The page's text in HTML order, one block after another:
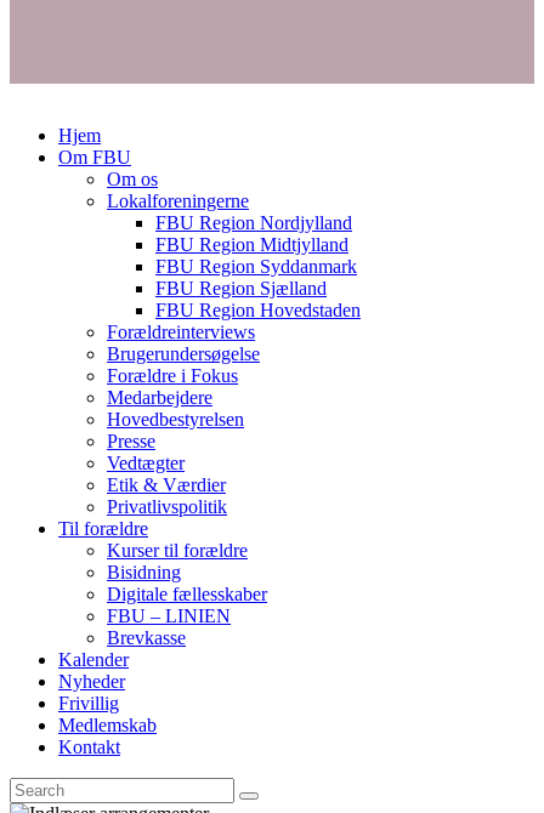
Hjem
Om FBU
Om os
Lokalforeningerne
FBU Region Nordjylland
FBU Region Midtjylland
FBU Region Syddanmark
FBU Region Sjælland
FBU Region Hovedstaden
Forældreinterviews
Brugerundersøgelse
Forældre i Fokus
Medarbejdere
Hovedbestyrelsen
Presse
Vedtægter
Etik & Værdier
Privatlivspolitik
Til forældre
Kurser til forældre
Bisidning
Digitale fællesskaber
FBU – LINIEN
Brevkasse
Kalender
Nyheder
Frivillig
Medlemskab
Kontakt